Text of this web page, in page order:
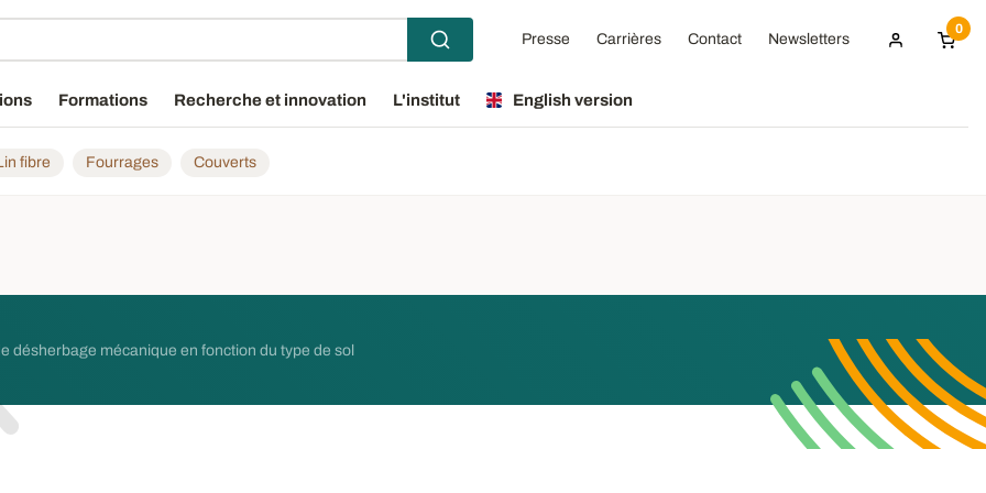
Presse Carrières Contact Newsletters
0
Formations Recherche et innovation L'institut English version
fibre Fourrages Couverts
désherbage mécanique en fonction du type de sol